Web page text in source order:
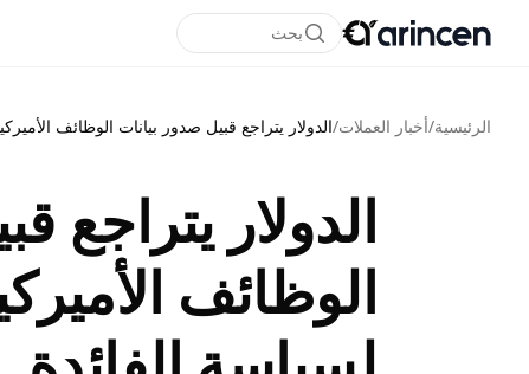
بحث
الرئيسية/أخبار العملات/الدولار يتراجع قبيل صدور بيانات الوظائف
الدولار يتراجع
الوظائف